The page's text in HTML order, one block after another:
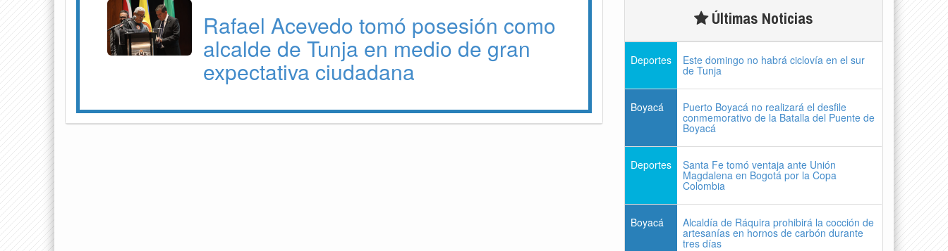
Rafael Acevedo tomó posesión como
alcalde de Tunja en medio de gran
expectativa ciudadana
Últimas Noticias
Deportes Este domingo no habrá ciclovía en el sur
de Tunja
Boyacá Puerto Boyacá no realizará el desfile
conmemorativo de la Batalla del Puente de
Boyacá
Deportes Santa Fe tomó ventaja ante Unión
Magdalena en Bogotá por la Copa
Colombia
Boyacá Alcaldía de Ráquira prohibirá la cocción de
artesanías en hornos de carbón durante
tres días